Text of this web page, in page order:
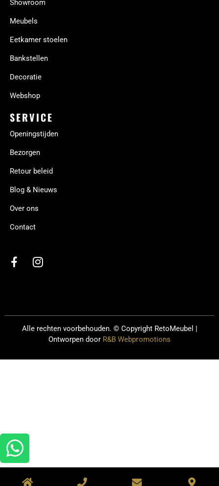
Showroom
Meubels
Eetkamer stoelen
Bankstellen
Decoratie
Webshop
SERVICE
Openingstijden
Bezorgen
Retour beleid
Blog & Nieuws
Over ons
Contact
Alle rechten voorbehouden. © Copyright RetoMeubel |
Ontworpen door R&B Webpromotions